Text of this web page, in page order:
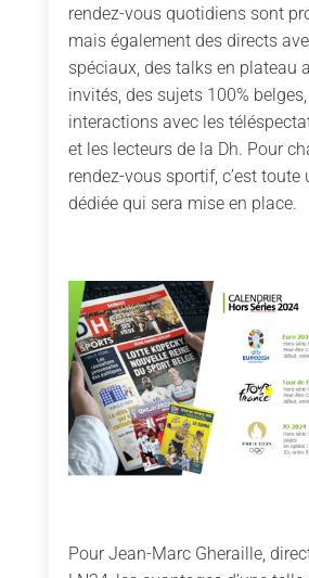
rendez-vous quotidiens sont
mais également des directs
spéciaux, des talks en plateau
invités, des sujets 100%
interactions avec les
et les lecteurs de la Dh. Pour
rendez-vous sportif, c’est
dédiée qui sera mise en place.
Pour Jean-Marc Gheraille,